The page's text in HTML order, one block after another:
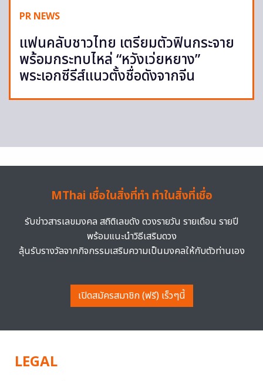
PR NEWS
แฟนคลับชาวไทย เตรียมตัวฟินกระจาย
พร้อมกระทบไหล่ “หวังเว่ยหยาง”
พระเอกซีรีส์แนวตั้งชื่อดังจากจีน
MThai เชื่อในสิ่งที่ทำ ทำในสิ่งที่เชื่อ
รับข่าวสารเลขมงคล สถิติเลขดัง ดวงรายวัน รายเดือน รายปี
พร้อมแนะนำวิธีเสริมดวง
ลุ้นรับรางวัลจากกิจกรรมเสริมความเป็นมงคลให้กับตัวท่านเอง
เปิดสมัครสมาชิก (ฟรี) เร็วๆนี้
LEGAL